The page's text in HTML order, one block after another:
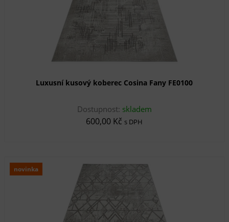
Luxusní kusový koberec Cosina Fany FE0100
Dostupnost: skladem
600,00 Kč s DPH
novinka